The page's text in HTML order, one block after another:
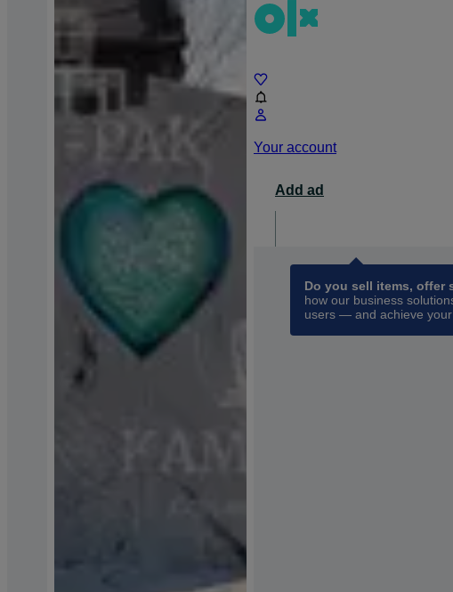
Your account
Add ad
Do you sell items, offer
how our business
users — and achieve your